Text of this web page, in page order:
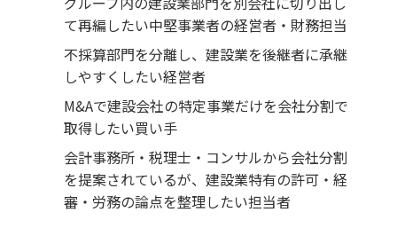
て再編したい中堅事業者の経営者・財務担当
不採算部門を分離し、建設業を後継者に承継
しやすくしたい経営者
M&Aで建設会社の特定事業だけを会社分割で
取得したい買い手
会計事務所・税理士・コンサルから会社分割
を提案されているが、建設業特有の許可・経
審・労務の論点を整理したい担当者